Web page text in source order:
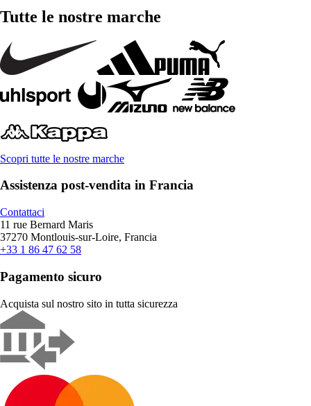
Tutte le nostre marche
Scopri tutte le nostre marche
Assistenza post-vendita in Francia
Contattaci
11 rue Bernard Maris
37270 Montlouis-sur-Loire, Francia
+33 1 86 47 62 58
Pagamento sicuro
Acquista sul nostro sito in tutta sicurezza